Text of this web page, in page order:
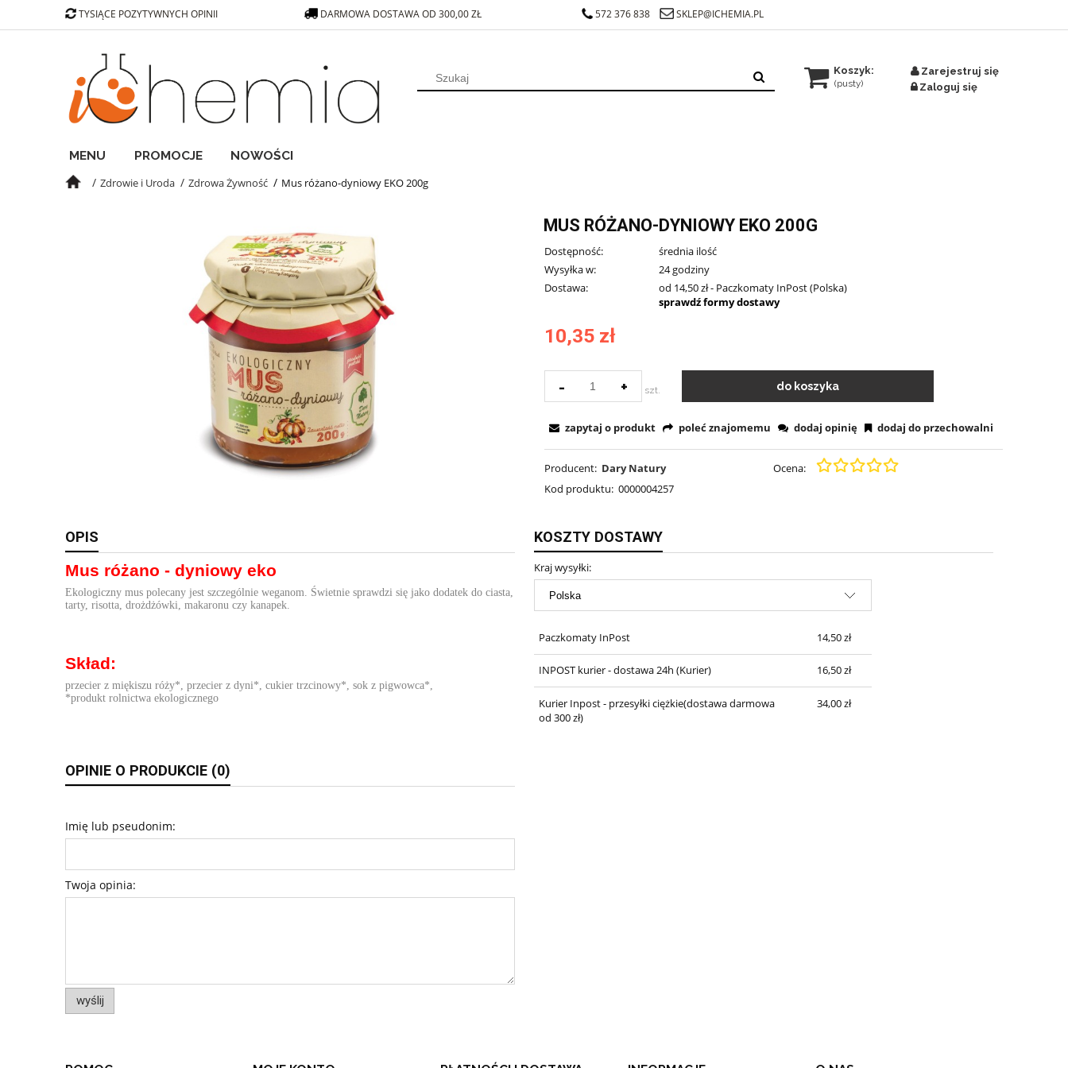
Zarejestruj się
Zaloguj się
Koszyk:
(pusty)
MENU PROMOCJE NOWOŚCI
Zdrowie i Uroda Zdrowa Żywność Mus różano-dyniowy EKO 200g
TYSIĄCE POZYTYWNYCH OPINII DARMOWA DOSTAWA OD 300,00 ZŁ 572 376 838 SKLEP@ICHEMIA.PL
MUS RÓŻANO-DYNIOWY EKO 200G
Dostępność:
średnia ilość
Wysyłka w:
24 godziny
Dostawa:
od 14,50 zł- Paczkomaty InPost(Polska)
sprawdź formy dostawy
10,35 zł
- + szt. do koszyka
Ocena:
Producent: Dary Natury
Kod produktu: 0000004257
zapytaj o produkt poleć znajomemu dodaj opinię dodaj do przechowalni
OPIS
Mus różano - dyniowy eko
Ekologiczny mus polecany jest szczególnie weganom. Świetnie sprawdzi się jako dodatek do ciasta,
tarty, risotta, drożdżówki, makaronu czy kanapek.
Skład:
przecier z miękiszu róży*, przecier z dyni*, cukier trzcinowy*, sok z pigwowca*,
*produkt rolnictwa ekologicznego
KOSZTY DOSTAWY
Kraj wysyłki:
Paczkomaty InPost 14,50 zł
INPOST kurier - dostawa 24h (Kurier) 16,50 zł
Kurier Inpost - przesyłki ciężkie(dostawa darmowa
od 300 zł)
34,00 zł
OPINIE O PRODUKCIE (0)
Imię lub pseudonim:
Twoja opinia:
wyślij